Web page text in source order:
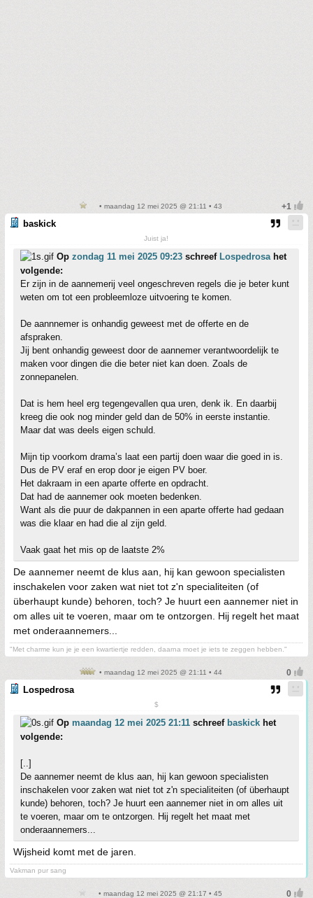
• maandag 12 mei 2025 @ 21:11 • 43
baskick
Juist ja!
Op zondag 11 mei 2025 09:23 schreef Lospedrosa het
volgende:
Er zijn in de aannemerij veel ongeschreven regels die je beter kunt
weten om tot een probleemloze uitvoering te komen.
De aannnemer is onhandig geweest met de offerte en de
afspraken.
Jij bent onhandig geweest door de aannemer verantwoordelijk te
maken voor dingen die die beter niet kan doen. Zoals de
zonnepanelen.
Dat is hem heel erg tegengevallen qua uren, denk ik. En daarbij
kreeg die ook nog minder geld dan de 50% in eerste instantie.
Maar dat was deels eigen schuld.
Mijn tip voorkom drama’s laat een partij doen waar die goed in is.
Dus de PV eraf en erop door je eigen PV boer.
Het dakraam in een aparte offerte en opdracht.
Dat had de aannemer ook moeten bedenken.
Want als die puur de dakpannen in een aparte offerte had gedaan
was die klaar en had die al zijn geld.
Vaak gaat het mis op de laatste 2%
De aannemer neemt de klus aan, hij kan gewoon specialisten
inschakelen voor zaken wat niet tot z'n specialiteiten (of
überhaupt kunde) behoren, toch? Je huurt een aannemer niet in
om alles uit te voeren, maar om te ontzorgen. Hij regelt het maat
met onderaannemers...
"Met charme kun je je een kwartiertje redden, daarna moet je iets te zeggen hebben."
• maandag 12 mei 2025 @ 21:11 • 44
Lospedrosa
$
Op maandag 12 mei 2025 21:11 schreef baskick het
volgende:
[..]
De aannemer neemt de klus aan, hij kan gewoon specialisten
inschakelen voor zaken wat niet tot z'n specialiteiten (of überhaupt
kunde) behoren, toch? Je huurt een aannemer niet in om alles uit
te voeren, maar om te ontzorgen. Hij regelt het maat met
onderaannemers...
Wijsheid komt met de jaren.
Vakman pur sang
• maandag 12 mei 2025 @ 21:17 • 45